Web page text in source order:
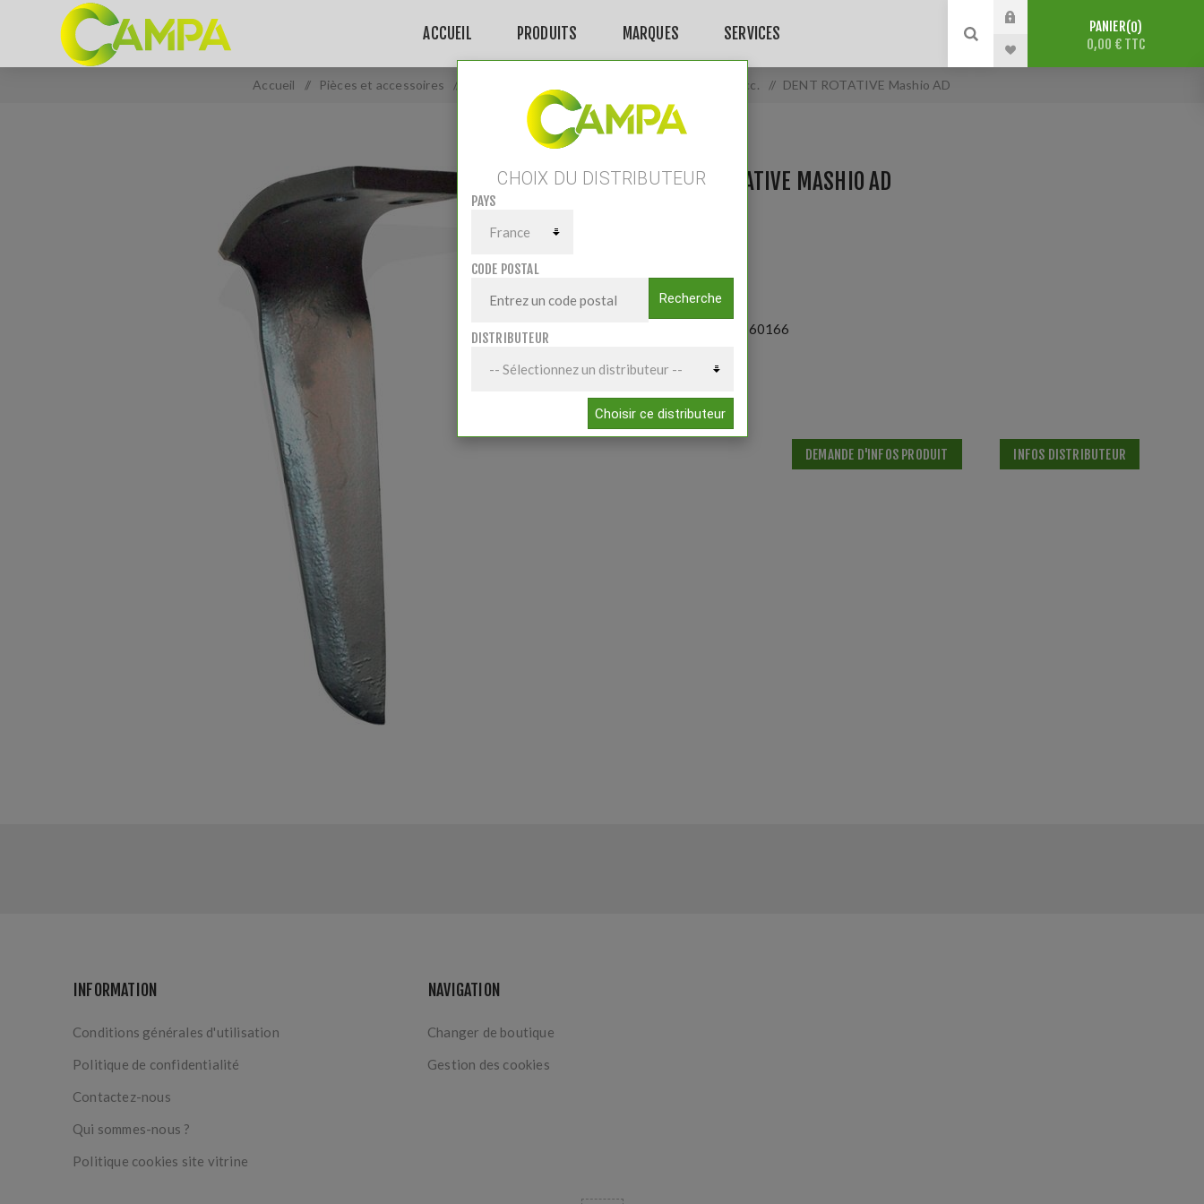
ACCUEIL PRODUITS MARQUES SERVICES PANIER 0
0,00 € TTC
Accueil / Pièces et accessoires / Herse rotative pièces-acc. / DENT ROTATIVE Mashio AD
DENT ROTATIVE MASHIO AD
P660166
DEMANDE D'INFOS PRODUIT INFOS DISTRIBUTEUR
INFORMATION
Conditions générales d'utilisation
Politique de confidentialité
Contactez-nous
Qui sommes-nous ?
Politique cookies site vitrine
NAVIGATION
Changer de boutique
Gestion des cookies
CHOIX DU DISTRIBUTEUR
PAYS
CODE POSTAL
Recherche
DISTRIBUTEUR
Choisir ce distributeur